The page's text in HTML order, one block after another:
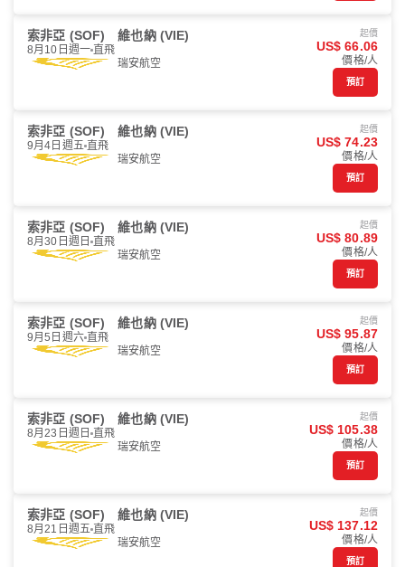
索非亞 (SOF) 維也納 (VIE)
8月10日週一 直飛
瑞安航空
起價
US$ 66.06
價格/人
預訂
索非亞 (SOF) 維也納 (VIE)
9月4日週五 直飛
瑞安航空
起價
US$ 74.23
價格/人
預訂
索非亞 (SOF) 維也納 (VIE)
8月30日週日 直飛
瑞安航空
起價
US$ 80.89
價格/人
預訂
索非亞 (SOF) 維也納 (VIE)
9月5日週六 直飛
瑞安航空
起價
US$ 95.87
價格/人
預訂
索非亞 (SOF) 維也納 (VIE)
8月23日週日 直飛
瑞安航空
起價
US$ 105.38
價格/人
預訂
索非亞 (SOF) 維也納 (VIE)
8月21日週五 直飛
瑞安航空
起價
US$ 137.12
價格/人
預訂